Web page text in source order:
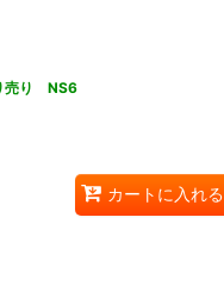
売り NS6
カートに入れる